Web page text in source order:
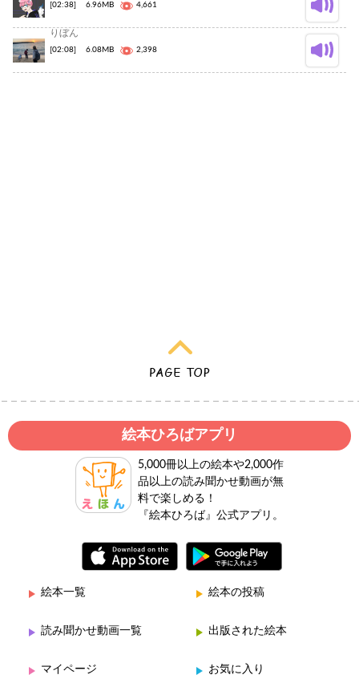
[02:38] 6.96MB 4,661
りぼん
[02:08] 6.08MB 2,398
絵本ひろばアプリ
5,000冊以上の絵本や2,000作
品以上の読み聞かせ動画が無
料で楽しめる！
『絵本ひろば』公式アプリ。
絵本一覧 絵本の投稿
読み聞かせ動画一覧 出版された絵本
マイページ お気に入り